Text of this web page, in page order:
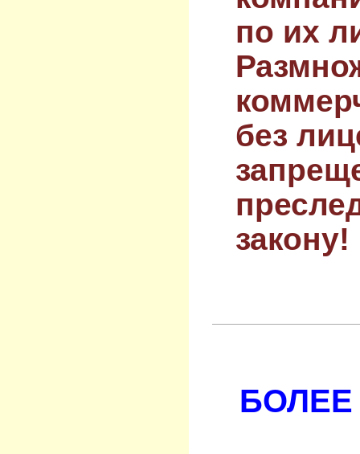
по их
без
закону!
БОЛЕЕ